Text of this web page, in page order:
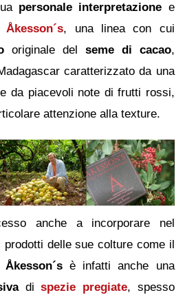
personale interpretazione e
Åkesson´s, una linea con cui
originale del seme di cacao,
caratterizzato da una
da piacevoli note di frutti rossi,
attenzione alla texture.
anche a incorporare nel
delle sue colture come il
Åkesson´s è infatti anche una
di spezie pregiate, spesso